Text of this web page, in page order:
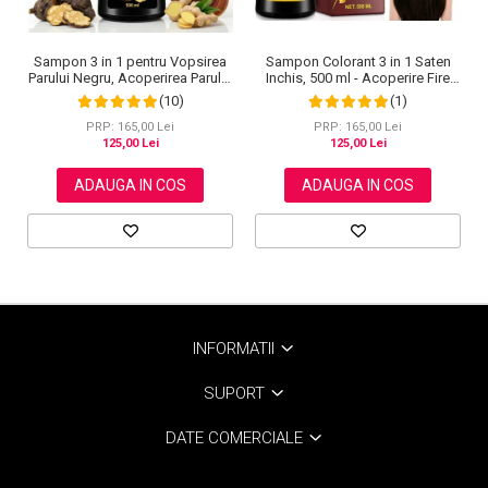
Sampon 3 in 1 pentru Vopsirea
Parului Negru, Acoperirea Parului
Alb, Regenerare cu Ghimbir, 500
ml
(10)
PRP: 165,00 Lei
125,00 Lei
ADAUGA IN COS
Sampon Colorant 3 in 1 Saten
Inchis, 500 ml - Acoperire Fire
Albe, Hranire si Anti-Cadere
(1)
PRP: 165,00 Lei
125,00 Lei
ADAUGA IN COS
INFORMATII
SUPORT
DATE COMERCIALE